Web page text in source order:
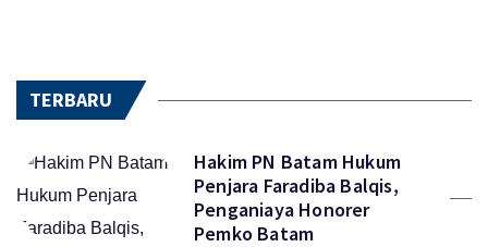
TERBARU
Hakim PN Batam Hukum
Penjara Faradiba Balqis,
Penganiaya Honorer
Pemko Batam